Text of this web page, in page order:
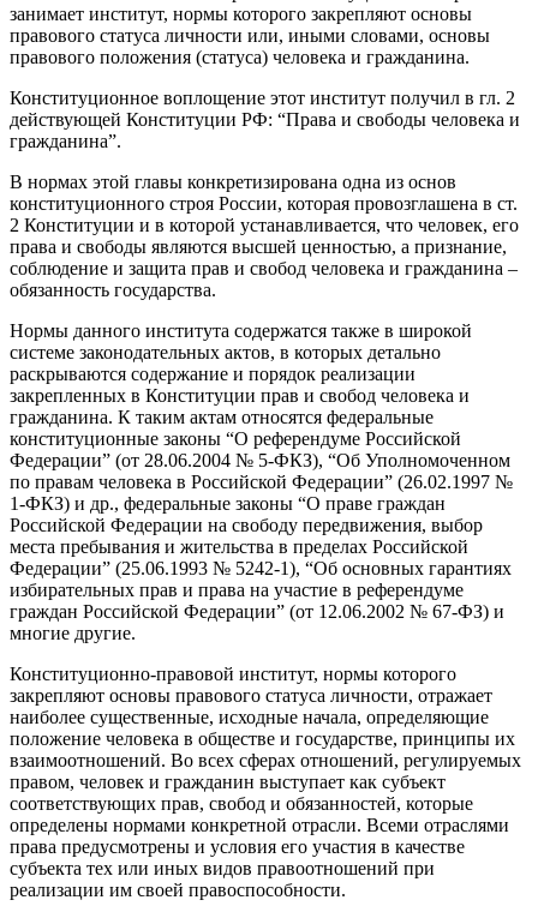
занимает институт, нормы которого закрепляют основы
правового статуса личности или, иными словами, основы
правового положения (статуса) человека и гражданина.
Конституционное воплощение этот институт получил в гл. 2
действующей Конституции РФ: “Права и свободы человека и
гражданина”.
В нормах этой главы конкретизирована одна из основ
конституционного строя России, которая провозглашена в ст.
2 Конституции и в которой устанавливается, что человек, его
права и свободы являются высшей ценностью, а признание,
соблюдение и защита прав и свобод человека и гражданина –
обязанность государства.
Нормы данного института содержатся также в широкой
системе законодательных актов, в которых детально
раскрываются содержание и порядок реализации
закрепленных в Конституции прав и свобод человека и
гражданина. К таким актам относятся федеральные
конституционные законы “О референдуме Российской
Федерации” (от 28.06.2004 № 5-ФКЗ), “Об Уполномоченном
по правам человека в Российской Федерации” (26.02.1997 №
1-ФКЗ) и др., федеральные законы “О праве граждан
Российской Федерации на свободу передвижения, выбор
места пребывания и жительства в пределах Российской
Федерации” (25.06.1993 № 5242-1), “Об основных гарантиях
избирательных прав и права на участие в референдуме
граждан Российской Федерации” (от 12.06.2002 № 67-ФЗ) и
многие другие.
Конституционно-правовой институт, нормы которого
закрепляют основы правового статуса личности, отражает
наиболее существенные, исходные начала, определяющие
положение человека в обществе и государстве, принципы их
взаимоотношений. Во всех сферах отношений, регулируемых
правом, человек и гражданин выступает как субъект
соответствующих прав, свобод и обязанностей, которые
определены нормами конкретной отрасли. Всеми отраслями
права предусмотрены и условия его участия в качестве
субъекта тех или иных видов правоотношений при
реализации им своей правоспособности.